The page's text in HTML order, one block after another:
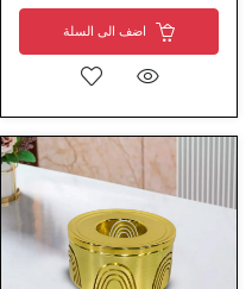
اضف الى السلة